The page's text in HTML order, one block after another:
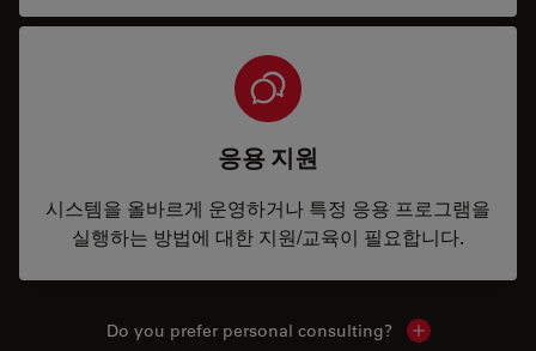
응용 지원
시스템을 올바르게 운영하거나 특정 응용 프로그램을
실행하는 방법에 대한 지원/교육이 필요합니다.
Do you prefer personal consulting? Show local